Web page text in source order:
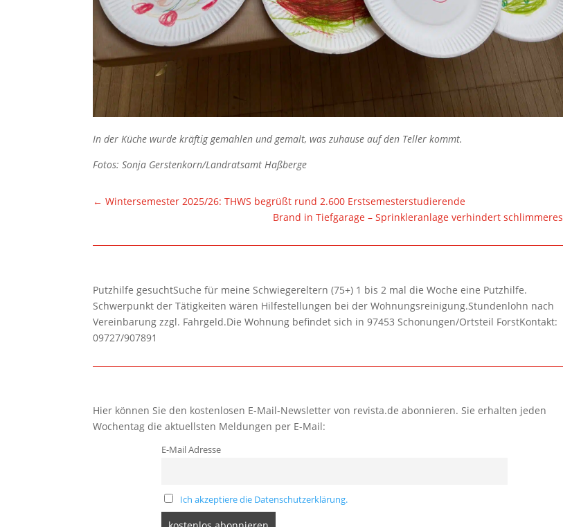
In der Küche wurde kräftig gemahlen und gemalt, was zuhause auf den Teller kommt.
Fotos: Sonja Gerstenkorn/Landratsamt Haßberge
←Wintersemester 2025/26: THWS begrüßt rund 2.600 Erstsemesterstudierende
Brand in Tiefgarage – Sprinkleranlage verhindert schlimmeres
Putzhilfe gesuchtSuche für meine Schwiegereltern (75+) 1 bis 2 mal die Woche eine Putzhilfe.
Schwerpunkt der Tätigkeiten wären Hilfestellungen bei der Wohnungsreinigung.Stundenlohn nach
Vereinbarung zzgl. Fahrgeld.Die Wohnung befindet sich in 97453 Schonungen/Ortsteil ForstKontakt:
09727/907891
Hier können Sie den kostenlosen E-Mail-Newsletter von revista.de abonnieren. Sie erhalten jeden
Wochentag die aktuellsten Meldungen per E-Mail:
E-Mail Adresse
Ich akzeptiere die Datenschutzerklärung.